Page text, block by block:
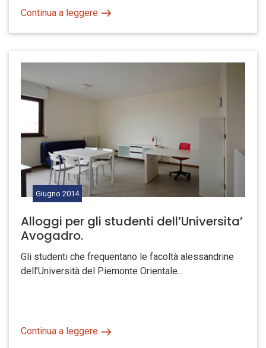
Continua a leggere
Giugno 2014
Alloggi per gli studenti dell’Universita’
Avogadro.
Gli studenti che frequentano le facoltà alessandrine
dell’Università del Piemonte Orientale...
Continua a leggere